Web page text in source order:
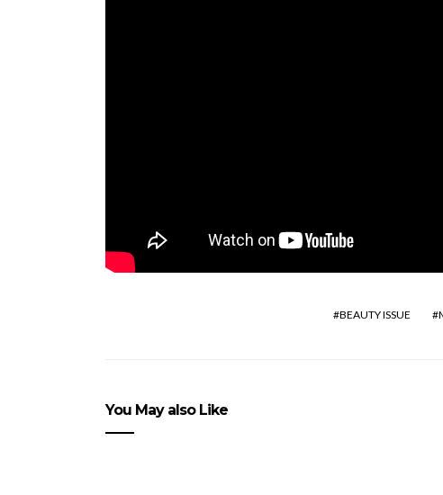
BEAUTY ISSUE
You May also Like